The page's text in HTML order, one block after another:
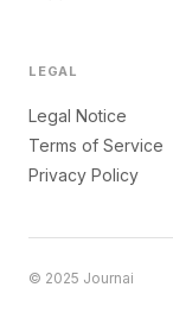
LEGAL
Legal Notice
Terms of Service
Privacy Policy
© 2025 Journai